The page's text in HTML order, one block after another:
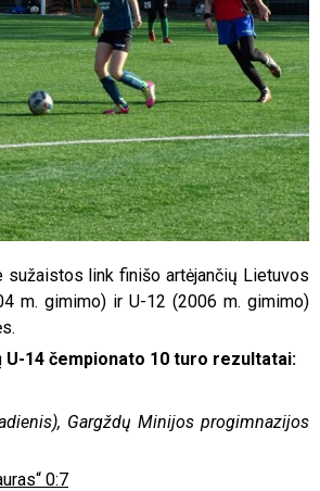
sužaistos link finišo artėjančių Lietuvos
m. gimimo) ir U-12 (2006 m. gimimo)
14 čempionato 10 turo rezultatai:
Gargždų Minijos progimnazijos
0:7